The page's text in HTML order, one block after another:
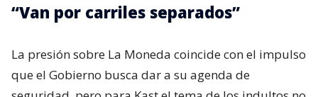
“Van por carriles separados”
La presión sobre La Moneda coincide con el impulso
que el Gobierno busca dar a su agenda de